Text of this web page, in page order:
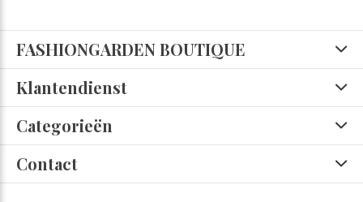
FASHIONGARDEN BOUTIQUE
Klantendienst
Categorieën
Contact